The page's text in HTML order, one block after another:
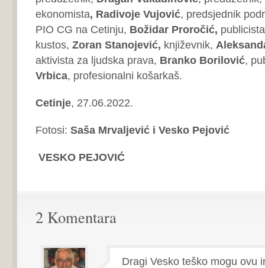
ekonomista, Radivoje Vujović, predsjednik
PIO CG na Cetinju, Božidar Proročić, publicista
kustos, Zoran Stanojević, književnik,
aktivista za ljudska prava, Branko Borilović,
Vrbica, profesionalni košarkaš.
Cetinje, 27.06.2022.
Fotosi: Saša Mrvaljević i Vesko Pejović
VESKO PEJOVIĆ
2 Komentara
Dragi Vesko teško mogu ovu